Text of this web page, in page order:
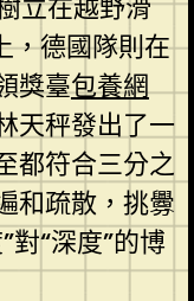
立在越野滑
，德國隊則在
獎臺包養網
天秤發出了一
都符合三分之
和疏散，挑釁
對“深度”的博